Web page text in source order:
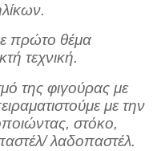
πρώτο θέμα
τεχνική.
της φιγούρας με
με την
στόκο,
λαδοπαστέλ.